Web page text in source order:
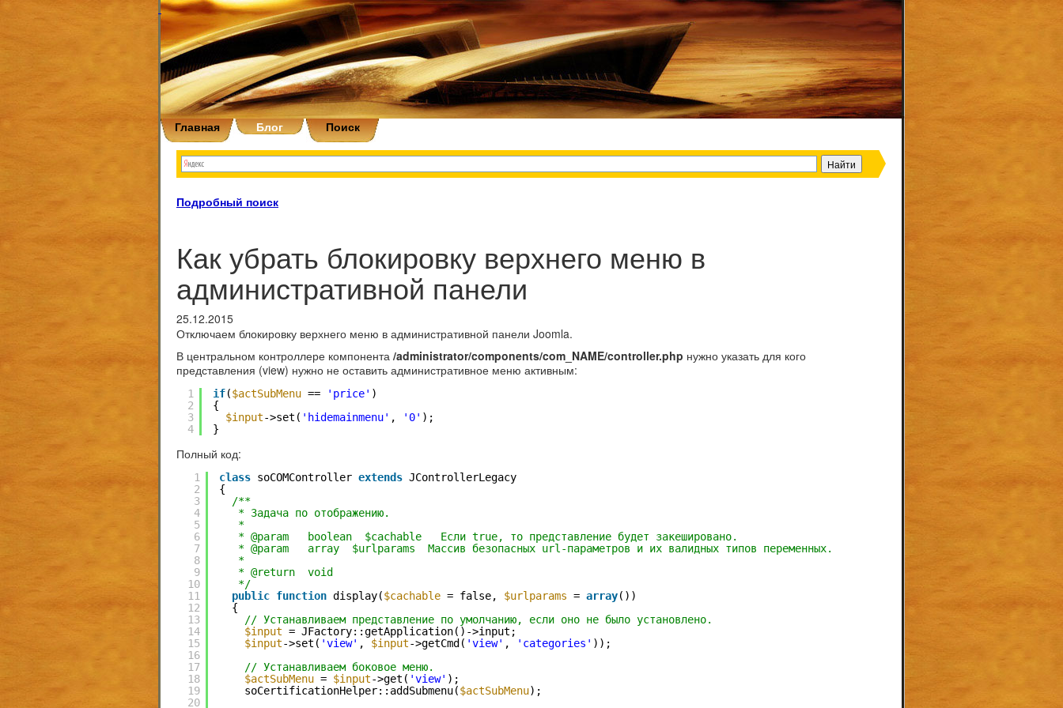
Главная Блог Поиск
Подробный поиск
Как убрать блокировку верхнего меню в
административной панели
25.12.2015
Отключаем блокировку верхнего меню в административной панели Joomla.
В центральном контроллере компонента /administrator/components/com_NAME/controller.php нужно указать для кого
представления (view) нужно не оставить административное меню активным:
1
2
3
4
if($actSubMenu == 'price' )
{
$input->set( 'hidemainmenu' , '0' );
}
Полный код:
1
2
3
4
5
6
7
8
9
10
11
12
13
14
15
16
17
18
19
20
class soCOMController extends JControllerLegacy
{
/**
* Задача по отображению.
*
* @param   boolean  $cachable   Если true, то представление будет закешировано.
* @param   array  $urlparams  Массив безопасных url-параметров и их валидных типов переменных.
*
* @return  void
*/
public function display($cachable = false, $urlparams = array())
{
// Устанавливаем представление по умолчанию, если оно не было установлено.
$input = JFactory::getApplication()->input;
$input->set( 'view' , $input->getCmd( 'view' , 'categories' ));
// Устанавливаем боковое меню.
$actSubMenu = $input->get( 'view' );
soCertificationHelper::addSubmenu($actSubMenu);